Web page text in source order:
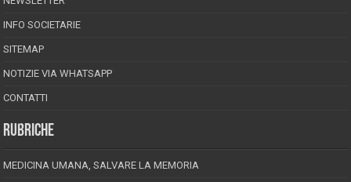
INFO SOCIETARIE
SITEMAP
NOTIZIE VIA WHATSAPP
CONTATTI
RUBRICHE
MEDICINA UMANA, SALVARE LA MEMORIA